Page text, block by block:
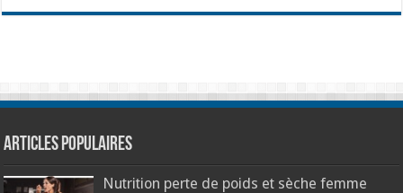
Articles populaires
Nutrition perte de poids et sèche femme